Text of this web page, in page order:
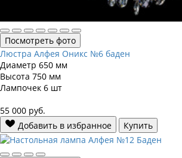
Посмотреть фото
Люстра Алфея Оникс №6 баден
Диаметр 650 мм
Высота 750 мм
Лампочек 6 шт
55 000 руб.
Добавить в избранное
Купить